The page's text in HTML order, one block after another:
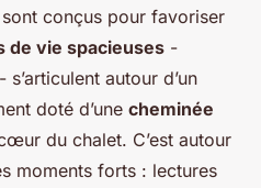
conçus pour favoriser
de vie spacieuses -
autour d’un
doté d’une cheminée
du chalet. C’est autour
moments forts : lectures